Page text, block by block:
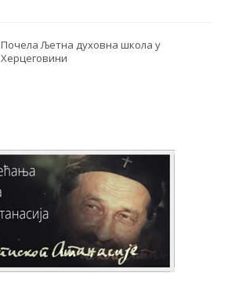
Почела Љетна духовна школа у
Херцеговини